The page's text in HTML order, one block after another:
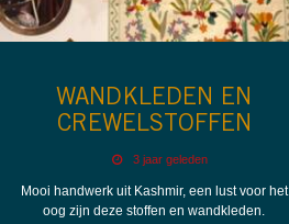
WANDKLEDEN EN
CREWELSTOFFEN
3 jaar geleden
Mooi handwerk uit Kashmir, een lust voor het
oog zijn deze stoffen en wandkleden.